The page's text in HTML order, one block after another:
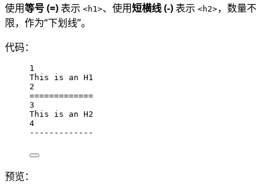
使用等号 (=)表示 <h1>、使用短横线 (-)表示 <h2>，数量不
限，作为“下划线”。
代码：
1
This is an H1
2
=============
3
This is an H2
4
-------------
预览：